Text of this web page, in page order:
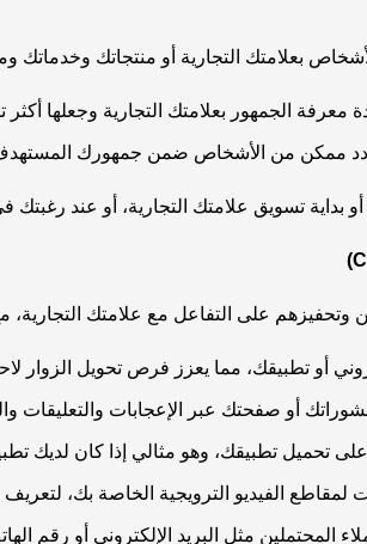
بعلامتك التجارية أو منتجاتك وخدماتك
تسويق علامتك التجارية، أو عند رغبتك في
وتحفيزهم على التفاعل مع علامتك